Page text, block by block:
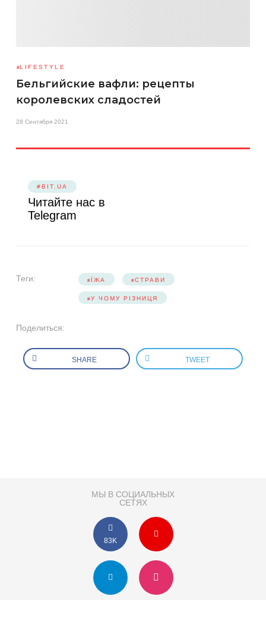
LIFESTYLE
Бельгийские вафли: рецепты
королевских сладостей
28 Сентября 2021
#BIT.UA
Читайте нас в
Telegram
Теги: ЇЖА СТРАВИ
У ЧОМУ РІЗНИЦЯ
Поделиться:
SHARE TWEET
МЫ В СОЦИАЛЬНЫХ
СЕТЯХ
83K